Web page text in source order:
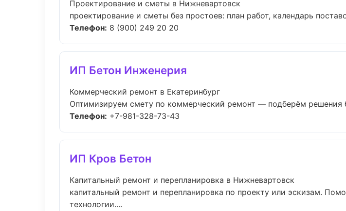
Проектирование и сметы в Нижневартовск
проектирование и сметы без простоев: план работ, календарь
Телефон: 8 (900) 249 20 20
ИП Бетон Инженерия
Коммерческий ремонт в Екатеринбург
Оптимизируем смету по коммерческий ремонт — подберём решения
Телефон: +7-981-328-73-43
ИП Кров Бетон
Капитальный ремонт и перепланировка в Нижневартовск
капитальный ремонт и перепланировка по проекту или эскизам.
технологии....